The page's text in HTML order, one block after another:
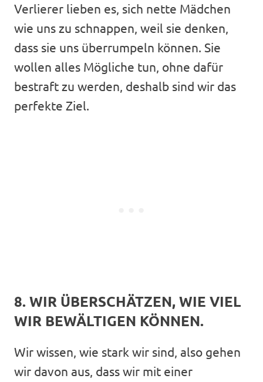
Verlierer lieben es, sich nette Mädchen
wie uns zu schnappen, weil sie denken,
dass sie uns überrumpeln können. Sie
wollen alles Mögliche tun, ohne dafür
bestraft zu werden, deshalb sind wir das
perfekte Ziel.
8. WIR ÜBERSCHÄTZEN, WIE VIEL
WIR BEWÄLTIGEN KÖNNEN.
Wir wissen, wie stark wir sind, also gehen
wir davon aus, dass wir mit einer